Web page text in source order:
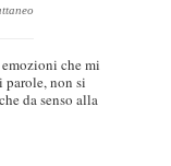
emozioni che mi
parole, non si
da senso alla